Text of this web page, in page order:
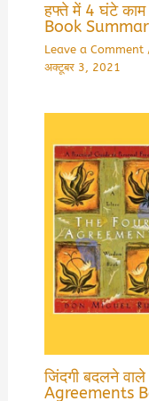
हफ्ते में 4 घंटे
Book
Leave a Comment
अक्टूबर 3, 2021
जिंदगी बदलने
Agreements